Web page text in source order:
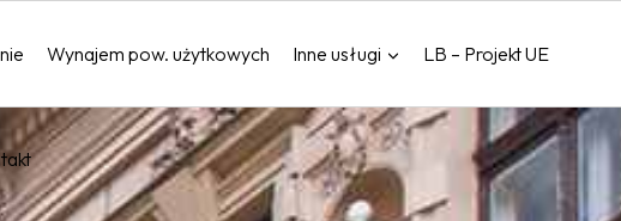
Wynajem pow. użytkowych Inne usługi LB – Projekt UE